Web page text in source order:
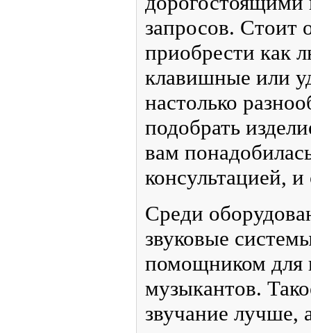
Для начала
на технические
проанализировать
преимущества,
заказывать
Музыкальные
дорогостоящими и
от ваших запросов.
одном магазине
любой тип гитары,
клавишные или
Ассортимент
каждый сможет